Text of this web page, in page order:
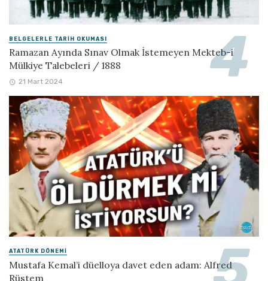
BELGELERLE TARIH OKUMASI
Ramazan Ayında Sınav Olmak İstemeyen Mekteb-i
Mülkiye Talebeleri / 1888
21 Mart 2024
ATATÜRK DÖNEMI
Mustafa Kemal’i düelloya davet eden adam: Alfred
Rüstem